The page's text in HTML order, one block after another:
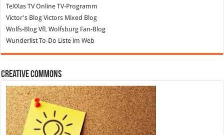
TeXXas TVOnline TV-Programm
Victor's Blog Victors Mixed Blog
Wolfs-Blog VfL Wolfsburg Fan-Blog
Wunderlist To-Do Liste im Web
Creative Commons